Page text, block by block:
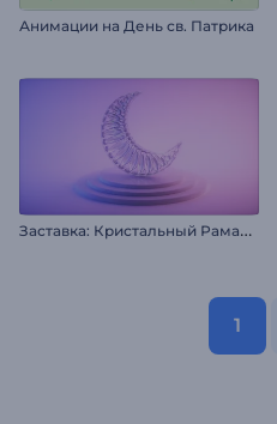
Анимации на День св. Патрика
З
аставка: Кристальный Рамадан
1